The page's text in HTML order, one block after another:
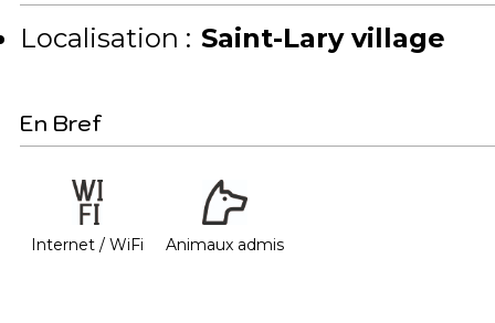
Localisation : Saint-Lary village
En Bref
Internet / WiFi Animaux admis